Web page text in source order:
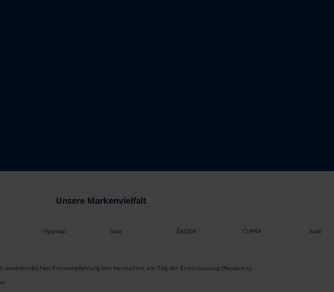
Unsere Markenvielfalt
Hyundai Seat ŠKODA CUPRA Audi
Preisempfehlung des Herstellers am Tag der Erstzulassung (Neupreis).